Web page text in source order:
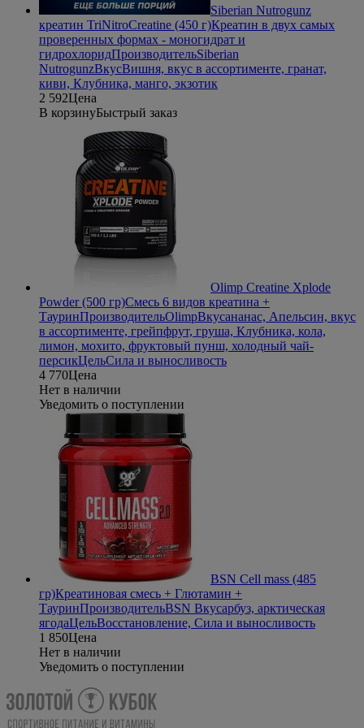
Siberian Nutrogunz
креатин TriNitroCreatine (450 г)Креатин в двух самых
проверенных формах - моногидрат и
гидрохлоридПроизводительSiberian
NutrogunzВкусВишня, вкус в ассортименте, гранат,
киви, Клубника, манго, экзотик
2 592Цена
В корзинуБыстрый заказ
Olimp Creatine Xplode
Powder (500 гр)Смесь 6 видов креатина +
ТауринПроизводительOlimpВкусананас, Апельсин, вкус
в ассортименте, грейпфрут, груша, Клубника, кола,
лимон, мохито, фруктовый пунш, холодный чай-
персикЦельСила и выносливость
4 770Цена
Нет в наличии
Уведомить о поступлении
BSN Cell mass (485
гр)Креатиновая смесь + Глютамин +
ТауринПроизводительBSN Вкусарбуз, арктическая
ягодаЦельВосстановление, Сила и выносливость
1 850Цена
Нет в наличии
Уведомить о поступлении